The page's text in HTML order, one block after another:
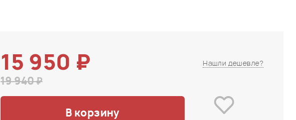
15 950 ₽
19 940 ₽
Нашли дешевле?
В корзину